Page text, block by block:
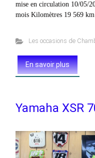
mise en circulation 10/05/
mois Kilomètres 19 569 km
Les occasions de
En savoir plus
Yamaha XSR